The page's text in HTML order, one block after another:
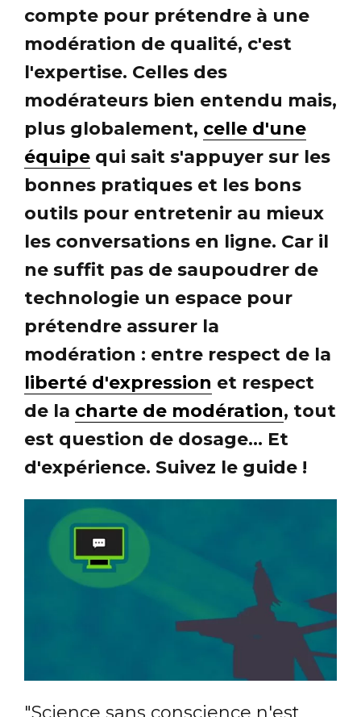
compte pour prétendre à une
modération de qualité, c'est
l'expertise. Celles des
modérateurs bien entendu mais,
plus globalement, celle d'une
équipe qui sait s'appuyer sur les
bonnes pratiques et les bons
outils pour entretenir au mieux
les conversations en ligne. Car il
ne suffit pas de saupoudrer de
technologie un espace pour
prétendre assurer la
modération : entre respect de la
liberté d'expression et respect
de la charte de modération, tout
est question de dosage... Et
d'expérience. Suivez le guide !